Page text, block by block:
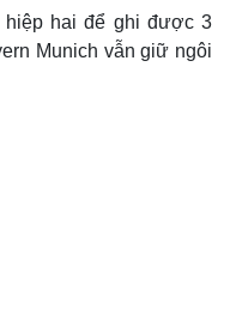
hiệp hai để ghi được 3
Munich vẫn giữ ngôi